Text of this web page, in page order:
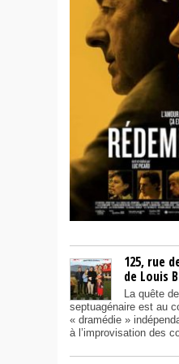
125, rue
de Louis
La quête
septuagénaire est au
« dramédie »
à l’improvisation des